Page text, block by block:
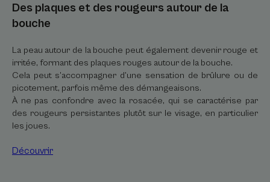
Des plaques et des rougeurs autour de la
bouche
La peau autour de la bouche peut également devenir rouge et
irritée, formant des plaques rouges autour de la bouche.
Cela peut s’accompagner d’une sensation de brûlure ou de
picotement, parfois même des démangeaisons.
À ne pas confondre avec la rosacée, qui se caractérise par
des rougeurs persistantes plutôt sur le visage, en particulier
les joues.
Découvrir